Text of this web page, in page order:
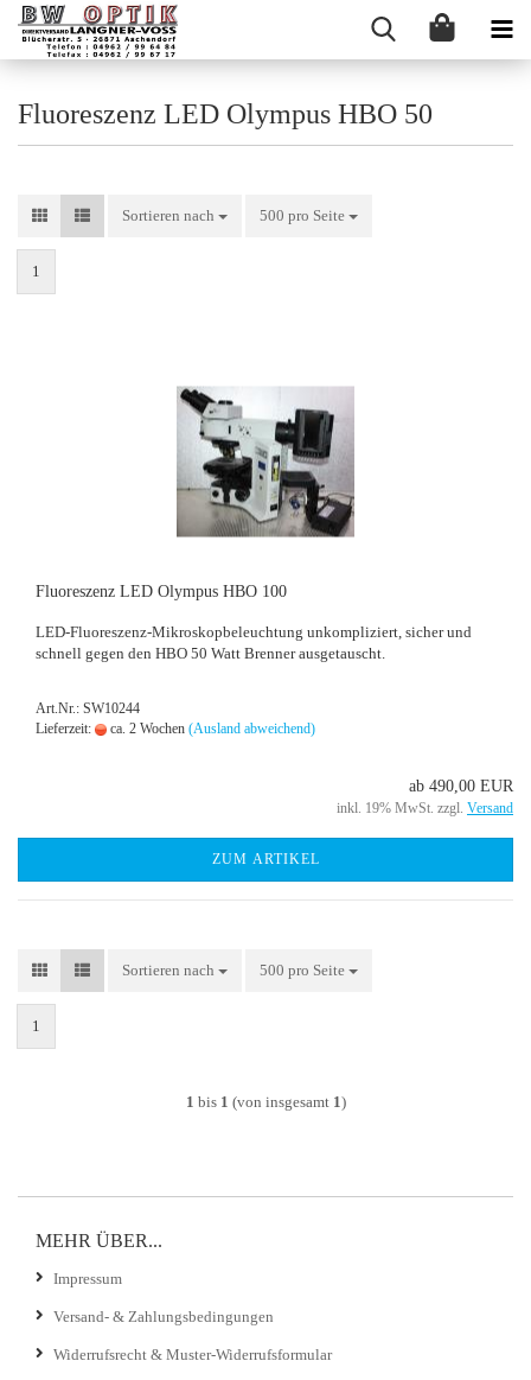
Fluoreszenz LED Olympus HBO 50
Sortieren nach
Sortieren nach 500 pro Seite
pro Seite
1
Fluo­res­zenz LED Olym­pus HBO 100
LED-​Fluoreszenz-Mikroskopbeleuchtung un­kom­pli­ziert, si­cher und
schnell gegen den HBO 50 Watt Bren­ner aus­ge­tauscht.
Art.Nr.: SW10244
Lieferzeit:
ca. 2 Wochen (Ausland abweichend)
ab 490,00 EUR
inkl. 19% MwSt. zzgl. Versand
ZUM ARTIKEL
Sortieren nach
Sortieren nach 500 pro Seite
pro Seite
1
1 bis 1 (von insgesamt 1)
MEHR ÜBER...
Impressum
Versand- & Zahlungsbedingungen
Widerrufsrecht & Muster-Widerrufsformular